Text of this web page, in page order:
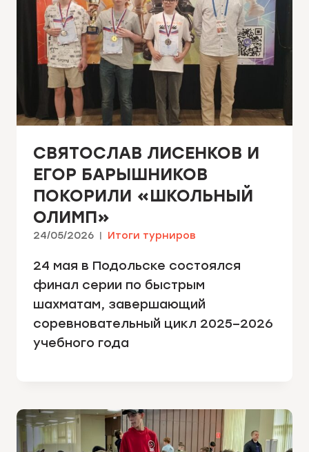
СВЯТОСЛАВ ЛИСЕНКОВ И
ЕГОР БАРЫШНИКОВ
ПОКОРИЛИ «ШКОЛЬНЫЙ
ОЛИМП»
24/05/2026 Итоги турниров
24 мая в Подольске состоялся
финал серии по быстрым
шахматам, завершающий
соревновательный цикл 2025–2026
учебного года